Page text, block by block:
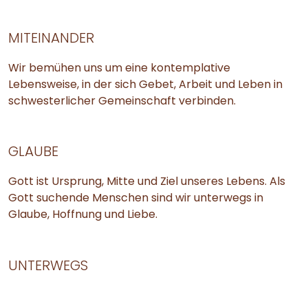
MITEINANDER
Wir bemühen uns um eine kontemplative
Lebensweise, in der sich Gebet, Arbeit und Leben in
schwesterlicher Gemeinschaft verbinden.
GLAUBE
Gott ist Ursprung, Mitte und Ziel unseres Lebens. Als
Gott suchende Menschen sind wir unterwegs in
Glaube, Hoffnung und Liebe.
UNTERWEGS